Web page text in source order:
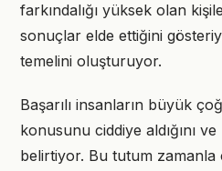
farkındalığı yüksek olan
sonuçlar elde ettiğini
temelini oluşturuyor.
Başarılı insanların büyük
konusunu ciddiye aldığını ve
belirtiyor. Bu tutum zamanla